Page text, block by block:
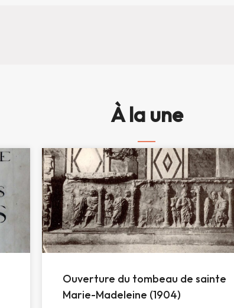
À la une
Ouverture du tombeau de sainte
Marie-Madeleine (1904)